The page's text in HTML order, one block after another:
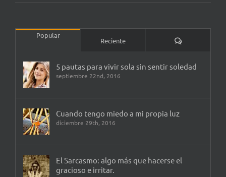
Popular
Reciente Comentarios
5 pautas para vivir sola sin sentir soledad
septiembre 22nd, 2016
Cuando tengo miedo a mi propia luz
diciembre 29th, 2016
El Sarcasmo: algo más que hacerse el
gracioso e irritar.